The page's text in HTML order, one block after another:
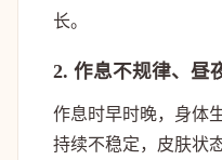
长。
2. 作息不规律、昼
作息时早时晚，身体
持续不稳定，皮肤状